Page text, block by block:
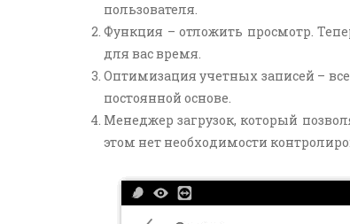
пользователя.
Функция – отложить просмотр.
для вас время.
Оптимизация учетных записей –
постоянной основе.
Менеджер загрузок, который
этом нет необходимости